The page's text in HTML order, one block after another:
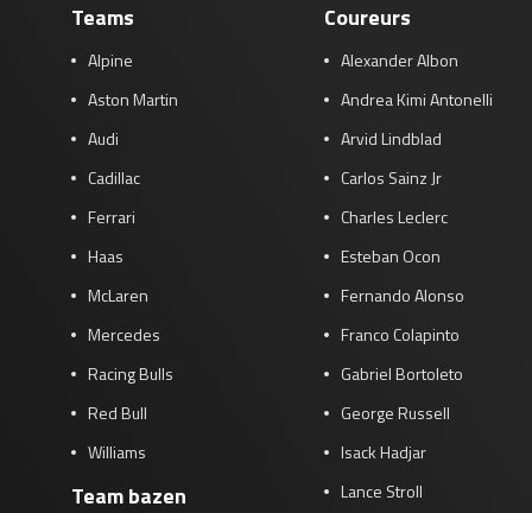
Teams
Alpine
Aston Martin
Audi
Cadillac
Ferrari
Haas
McLaren
Mercedes
Racing Bulls
Red Bull
Williams
Team bazen
Coureurs
Alexander Albon
Andrea Kimi Antonelli
Arvid Lindblad
Carlos Sainz Jr
Charles Leclerc
Esteban Ocon
Fernando Alonso
Franco Colapinto
Gabriel Bortoleto
George Russell
Isack Hadjar
Lance Stroll